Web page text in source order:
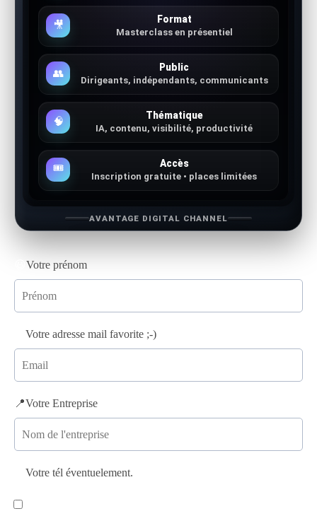
🎥 Format
Masterclass en présentiel
👥 Public
Dirigeants, indépendants, communicants
🧠 Thématique
IA, contenu, visibilité, productivité
🎟️ Accès
Inscription gratuite • places limitées
AVANTAGE DIGITAL CHANNEL
Votre prénom
Votre adresse mail favorite ;-)
📍Votre Entreprise
Votre tél éventuelement.